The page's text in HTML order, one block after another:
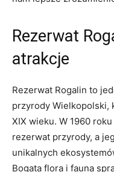
Rezerwat
atrakcje
Rezerwat Rogalin to
przyrody Wielkopolski,
XIX wieku. W 1960
rezerwat przyrody, a
unikalnych
⁢Bogata flora i fauna